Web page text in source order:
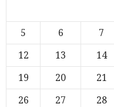
5
6 7
12
13 14
19
20 21
26
27 28